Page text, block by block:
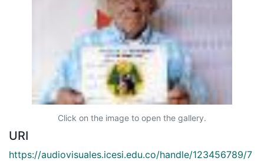
Click on the image to open the gallery.
URI
https://audiovisuales.icesi.edu.co/handle/123456789/7